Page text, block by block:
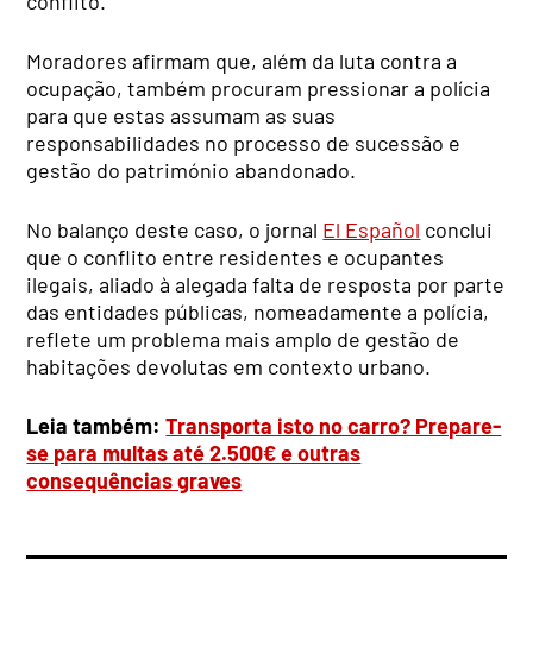
Moradores afirmam que, além da luta contra a
ocupação, também procuram pressionar a polícia
para que estas assumam as suas
responsabilidades no processo de sucessão e
gestão do património abandonado.
No balanço deste caso, o jornal El Español conclui
que o conflito entre residentes e ocupantes
ilegais, aliado à alegada falta de resposta por parte
das entidades públicas, nomeadamente a polícia,
reflete um problema mais amplo de gestão de
habitações devolutas em contexto urbano.
Leia também:Transporta isto no carro? Prepare-
se para multas até 2.500€ e outras
consequências graves